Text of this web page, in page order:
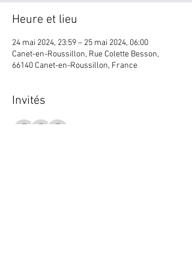
Heure et lieu
24 mai 2024, 23:59 – 25 mai 2024, 06:00
Canet-en-Roussillon, Rue Colette Besson,
66140 Canet-en-Roussillon, France
Invités